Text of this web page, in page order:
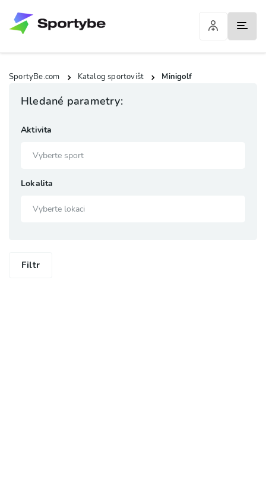
SportyBe.com Katalog sportovišt Minigolf
Hledané parametry:
Aktivita
Lokalita
Filtr